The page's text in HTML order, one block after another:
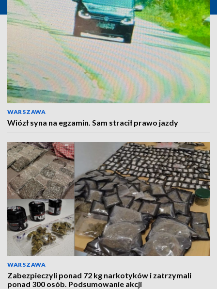
WARSZAWA
Wiózł syna na egzamin. Sam stracił prawo jazdy
WARSZAWA
Zabezpieczyli ponad 72 kg narkotyków i zatrzymali
ponad 300 osób. Podsumowanie akcji